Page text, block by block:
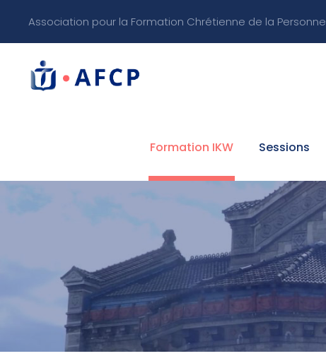
Association pour la Formation Chrétienne de la Personne
Formation IKW Sessions